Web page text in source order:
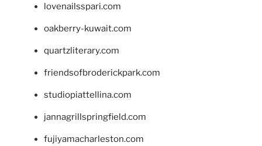
lovenailsspari.com
oakberry-kuwait.com
quartzliterary.com
friendsofbroderickpark.com
studiopiattellina.com
jannagrillspringfield.com
fujiyamacharleston.com